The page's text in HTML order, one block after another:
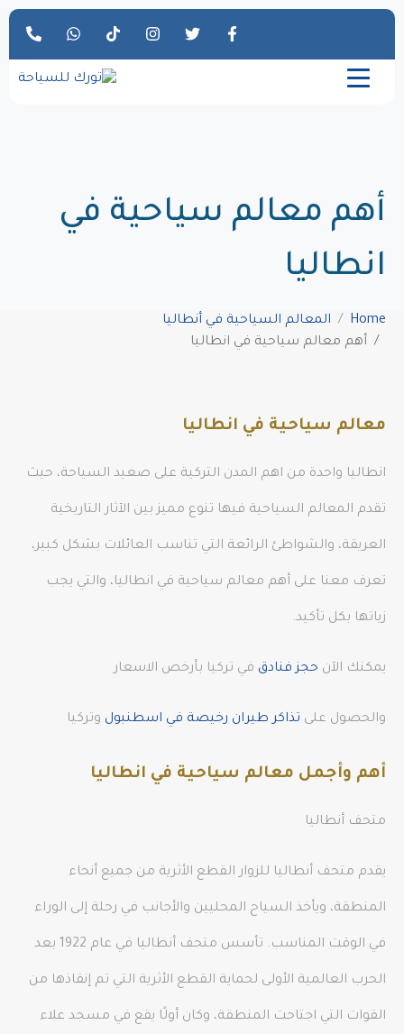
أهم معالم سياحية في
انطاليا
Home
المعالم السياحية في أنطاليا
أهم معالم سياحية في انطاليا
معالم سياحية في انطاليا
انطاليا واحدة من اهم المدن التركية على صعيد السياحة، حيث
تقدم المعالم السياحية فيها تنوع مميز بين الآثار التاريخية
العريقة، والشواطئ الرائعة التي تناسب العائلات بشكل كبير،
تعرف معنا على أهم معالم سياحية في انطاليا، والتي يجب
زياتها بكل تأكيد.
يمكنك الآن حجز فنادق في تركيا بأرخص الاسعار
والحصول على تذاكر طيران رخيصة في اسطنبول وتركيا
أهم وأجمل معالم سياحية في انطاليا
متحف أنطاليا
يقدم متحف أنطاليا للزوار القطع الأثرية من جميع أنحاء
المنطقة، ويأخذ السياح المحليين والأجانب في رحلة إلى الوراء
في الوقت المناسب. تأسس متحف أنطاليا في عام 1922 بعد
الحرب العالمية الأولى لحماية القطع الأثرية التي تم إنقاذها من
القوات التي اجتاحت المنطقة، وكان أولًا يقع في مسجد علاء